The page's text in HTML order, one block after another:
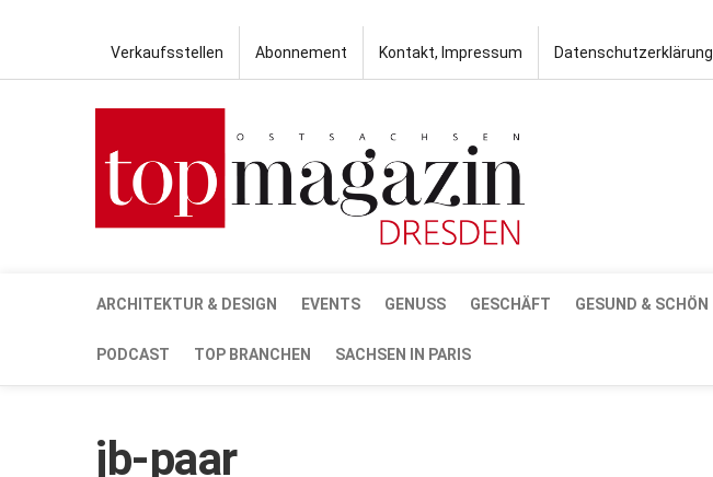
Verkaufsstellen Abonnement Kontakt, Impressum Datenschutzerklärung
ARCHITEKTUR & DESIGN EVENTS GENUSS GESCHÄFT GESUND & SCHÖN
PODCAST TOP BRANCHEN SACHSEN IN PARIS
jb-paar